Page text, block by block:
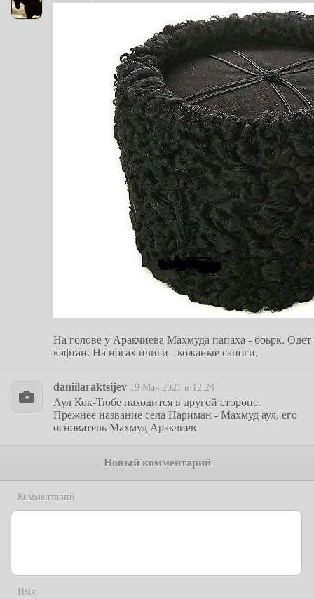
На голове у Аракчиева Махмуда папаха - боьрк. Одет
кафтан. На ногах ичиги - кожаные сапоги.
daniilaraktsijev 19 Мая 2021 в 12:24
Аул Кок-Тюбе находится в другой стороне.
Прежнее название села Нариман - Махмуд аул, его
основатель Махмуд Аракчиев
Новый комментарий
Комментарий
Имя